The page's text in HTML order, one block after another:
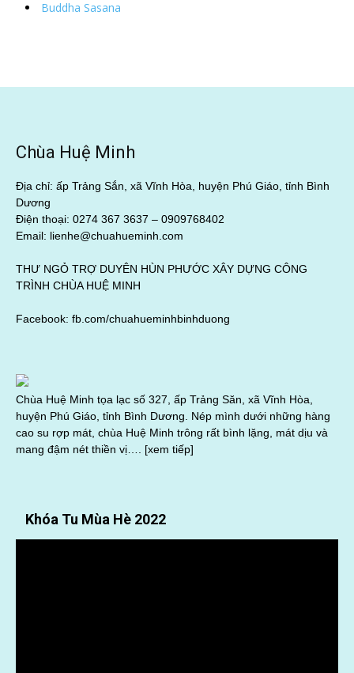
Buddha Sasana
Chùa Huệ Minh
Địa chỉ: ấp Trảng Sắn, xã Vĩnh Hòa, huyện Phú Giáo, tỉnh Bình
Dương
Điện thoại: 0274 367 3637 – 0909768402
Email: lienhe@chuahueminh.com
THƯ NGỎ TRỢ DUYÊN HÙN PHƯỚC XÂY DỰNG CÔNG
TRÌNH CHÙA HUỆ MINH
Facebook: fb.com/chuahueminhbinhduong
Chùa Huệ Minh tọa lạc số 327, ấp Trảng Săn, xã Vĩnh Hòa,
huyện Phú Giáo, tỉnh Bình Dương. Nép mình dưới những hàng
cao su rợp mát, chùa Huệ Minh trông rất bình lặng, mát dịu và
mang đậm nét thiền vị…. [xem tiếp]
Khóa Tu Mùa Hè 2022